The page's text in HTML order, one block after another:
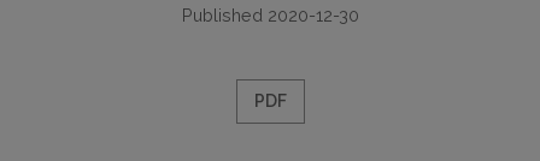
Published 2020-12-30
PDF